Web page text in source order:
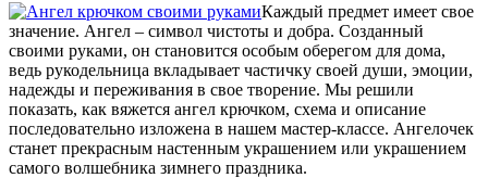
Каждый предмет имеет свое
значение. Ангел – символ чистоты и добра. Созданный
своими руками, он становится особым оберегом для дома,
ведь рукодельница вкладывает частичку своей души, эмоции,
надежды и переживания в свое творение. Мы решили
показать, как вяжется ангел крючком, схема и описание
последовательно изложена в нашем мастер-классе. Ангелочек
станет прекрасным настенным украшением или украшением
самого волшебника зимнего праздника.